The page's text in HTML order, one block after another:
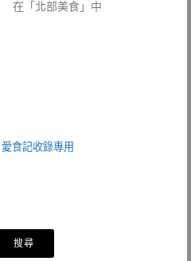
在「北部美食」中
愛食記收錄專用